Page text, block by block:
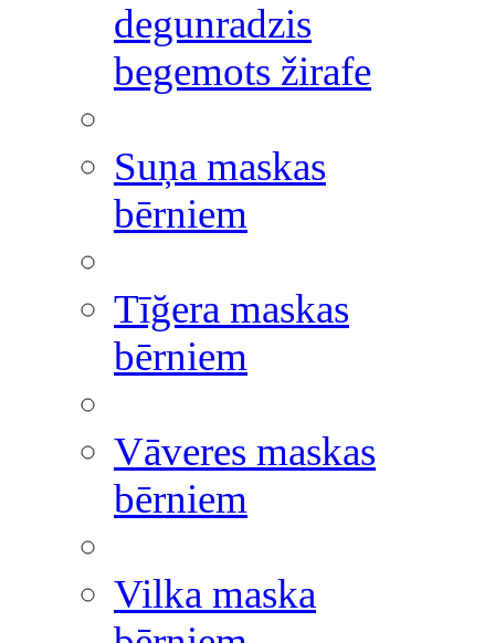
degunradzis
begemots žirafe
Suņa maskas
bērniem
Tīğera maskas
bērniem
Vāveres maskas
bērniem
Vilka maska